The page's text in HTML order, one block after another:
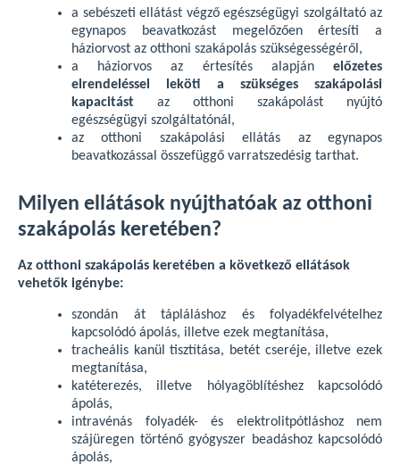
a sebészeti ellátást végző egészségügyi szolgáltató az
egynapos beavatkozást megelőzően értesíti a
háziorvost az otthoni szakápolás szükségességéről,
a háziorvos az értesítés alapján előzetes
elrendeléssel leköti a szükséges szakápolási
kapacitást az otthoni szakápolást nyújtó
egészségügyi szolgáltatónál,
az otthoni szakápolási ellátás az egynapos
beavatkozással összefüggő varratszedésig tarthat.
Milyen ellátások nyújthatóak az otthoni
szakápolás keretében?
Az otthoni szakápolás keretében a következő ellátások
vehetők igénybe:
szondán át tápláláshoz és folyadékfelvételhez
kapcsolódó ápolás, illetve ezek megtanítása,
tracheális kanül tisztítása, betét cseréje, illetve ezek
megtanítása,
katéterezés, illetve hólyagöblítéshez kapcsolódó
ápolás,
intravénás folyadék- és elektrolitpótláshoz nem
szájüregen történő gyógyszer beadáshoz kapcsolódó
ápolás,